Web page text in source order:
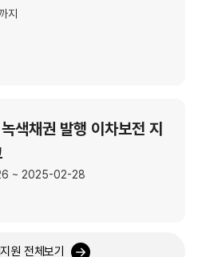
지
색채권 발행 이차보전 지
~ 2025-02-28
원 전체보기